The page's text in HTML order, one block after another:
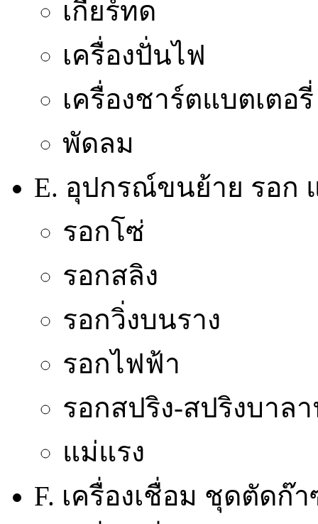
เกียร์ทด
เครื่องปั่นไฟ
เครื่องชาร์ตแบตเตอรี่
พัดลม
E. อุปกรณ์ขนย้าย รอก
รอกโซ่
รอกสลิง
รอกวิ่งบนราง
รอกไฟฟ้า
รอกสปริง-สปริงบาล
แม่แรง
F. เครื่องเชื่อม ชุดตัดก๊